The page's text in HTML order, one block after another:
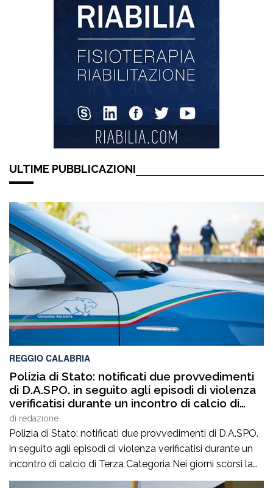
ULTIME PUBBLICAZIONI
REGGIO CALABRIA
Polizia di Stato: notificati due provvedimenti
di D.A.SPO. in seguito agli episodi di violenza
verificatisi durante un incontro di calcio di
Terza Categoria
di redazione
Polizia di Stato: notificati due provvedimenti di D.A.SPO.
in seguito agli episodi di violenza verificatisi durante un
incontro di calcio di Terza Categoria Nei giorni scorsi la
Polizia di Stato ha notificato due provvedimenti di